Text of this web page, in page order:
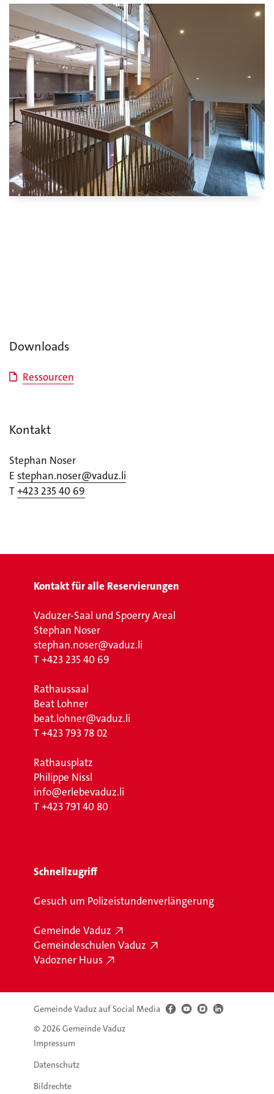
Downloads
Ressourcen
Kontakt
Stephan Noser
E stephan.noser@vaduz.li
T+423 235 40 69
Kontakt für alle Reservierungen
Vaduzer-Saal und Spoerry Areal
Stephan Noser
stephan.noser@vaduz.li
T+423 235 40 69
Rathaussaal
Beat Lohner
beat.lohner@vaduz.li
T+423 793 78 02
Rathausplatz
Philippe Nissl
info@erlebevaduz.li
T+423 791 40 80
Schnellzugriff
Gesuch um Polizeistundenverlängerung
Gemeinde Vaduz
Gemeindeschulen Vaduz
Vadozner Huus
Gemeinde Vaduz auf Social Media
© 2026 Gemeinde Vaduz
Impressum
Datenschutz
Bildrechte